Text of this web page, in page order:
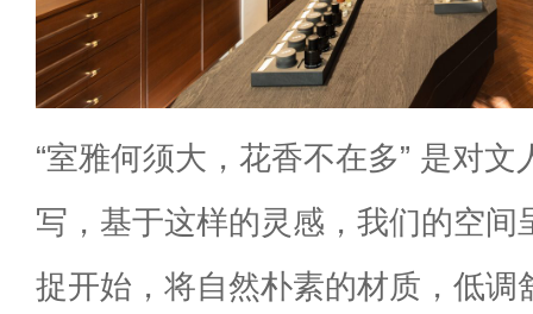
“室雅何须大，花香不在多” 是对
写，基于这样的灵感，我们的空间
捉开始，将自然朴素的材质，低调